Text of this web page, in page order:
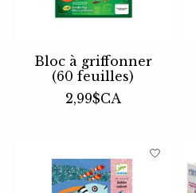
Bloc à griffonner
(60 feuilles)
2,99$CA